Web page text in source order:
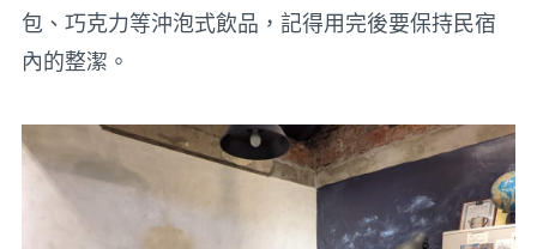
包、巧克力等沖泡式飲品，記得用完後要保持民宿
內的整潔。